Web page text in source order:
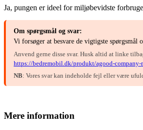
Ja, pungen er ideel for miljøbevidste
Om spørgsmål og svar:
Vi forsøger at besvare de vigtigste
Anvend gerne disse svar. Husk altid at linke
https://bedremobil.dk/produkt/agood-
NB: Vores svar kan indeholde fejl eller være
Mere information